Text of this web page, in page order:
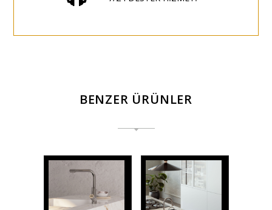
BENZER ÜRÜNLER